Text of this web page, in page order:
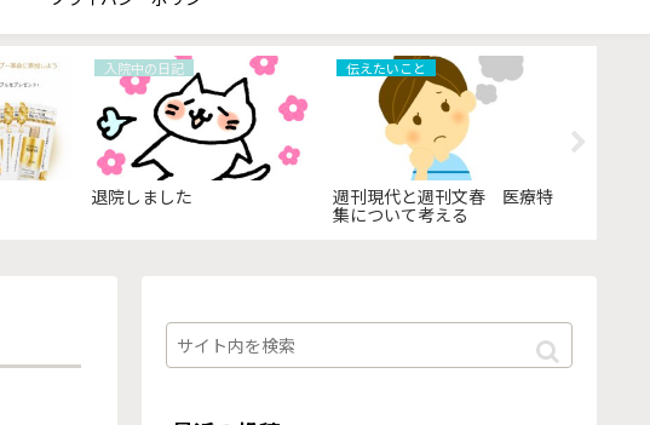
入院中の日記
退院しました
伝えたいこと
週刊現代と週刊文春 医療特
集について考える